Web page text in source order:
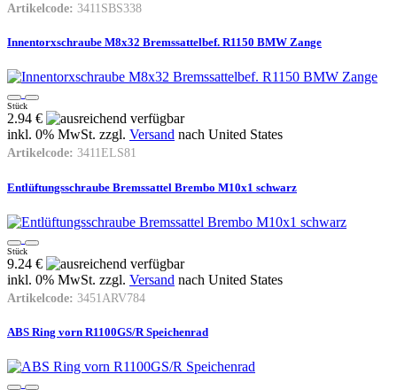
Artikelcode: 3411SBS338
Innentorxschraube M8x32 Bremssattelbef. R1150 BMW Zange
Stück
2.94 €
inkl. 0% MwSt. zzgl. Versand nach United States
Artikelcode: 3411ELS81
Entlüftungsschraube Bremssattel Brembo M10x1 schwarz
Stück
9.24 €
inkl. 0% MwSt. zzgl. Versand nach United States
Artikelcode: 3451ARV784
ABS Ring vorn R1100GS/R Speichenrad